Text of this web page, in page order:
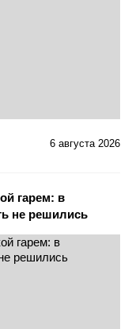
6 августа 2026
гарем: в
не решились